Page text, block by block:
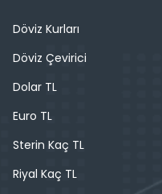
Döviz Kurları
Döviz Çevirici
Dolar TL
Euro TL
Sterin Kaç TL
Riyal Kaç TL